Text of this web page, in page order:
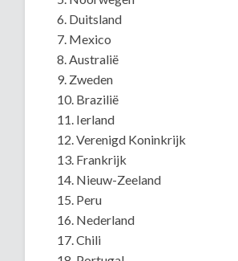
6. Duitsland
7. Mexico
8. Australië
9. Zweden
10. Brazilië
11. Ierland
12. Verenigd Koninkrijk
13. Frankrijk
14. Nieuw-Zeeland
15. Peru
16. Nederland
17. Chili